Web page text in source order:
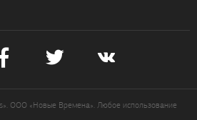
ООО «Новые Времена». Любое использование